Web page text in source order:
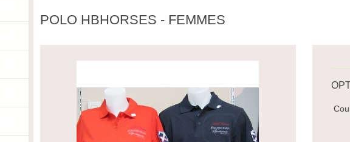
POLO HBHORSES - FEMMES